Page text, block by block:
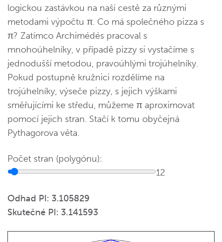
logickou zastávkou na naší cestě za různými
metodami výpočtu π. Co má společného pizza s
π? Zatímco Archimédés pracoval s
mnohoúhelníky, v případě pizzy si vystačíme s
jednodušší metodou, pravoúhlými trojúhelníky.
Pokud postupně kružnici rozdělíme na
trojúhelníky, výseče pizzy, s jejich výškami
směřujícími ke středu, můžeme π aproximovat
pomocí jejich stran. Stačí k tomu obyčejná
Pythagorova věta.
Počet stran (polygónu):
12
Odhad PI: 3.105829
Skutečné PI: 3.141593